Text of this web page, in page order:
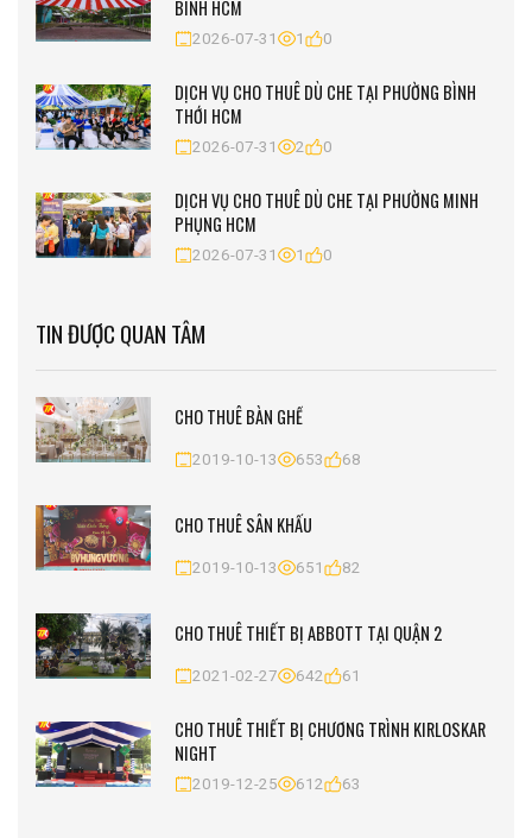
BÌNH HCM
2026-07-31 1 0
DỊCH VỤ CHO THUÊ DÙ CHE TẠI PHƯỜNG BÌNH
THỚI HCM
2026-07-31 2 0
DỊCH VỤ CHO THUÊ DÙ CHE TẠI PHƯỜNG MINH
PHỤNG HCM
2026-07-31 1 0
TIN ĐƯỢC QUAN TÂM
CHO THUÊ BÀN GHẾ
2019-10-13 653 68
CHO THUÊ SÂN KHẤU
2019-10-13 651 82
CHO THUÊ THIẾT BỊ ABBOTT TẠI QUẬN 2
2021-02-27 642 61
CHO THUÊ THIẾT BỊ CHƯƠNG TRÌNH KIRLOSKAR
NIGHT
2019-12-25 612 63